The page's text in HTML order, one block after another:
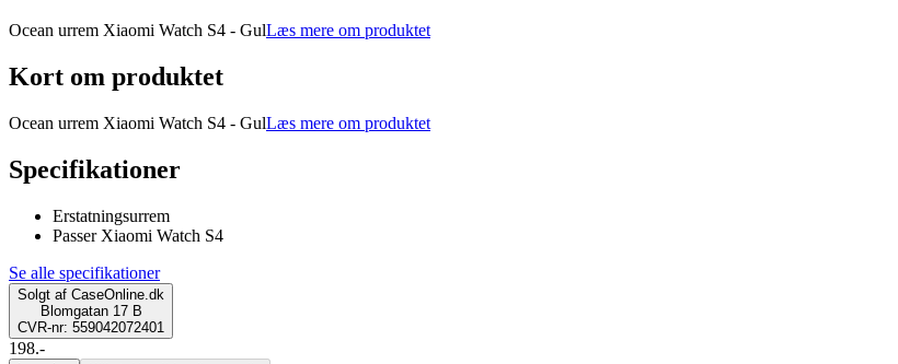
Ocean urrem Xiaomi Watch S4 - GulLæs mere om produktet
Kort om produktet
Ocean urrem Xiaomi Watch S4 - GulLæs mere om produktet
Specifikationer
Erstatningsurrem
Passer Xiaomi Watch S4
Se alle specifikationer
Solgt af CaseOnline.dk
Blomgatan 17 B
CVR-nr: 559042072401
198.-